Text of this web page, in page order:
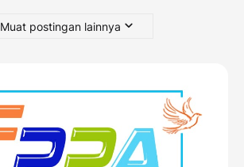
Muat postingan lainnya